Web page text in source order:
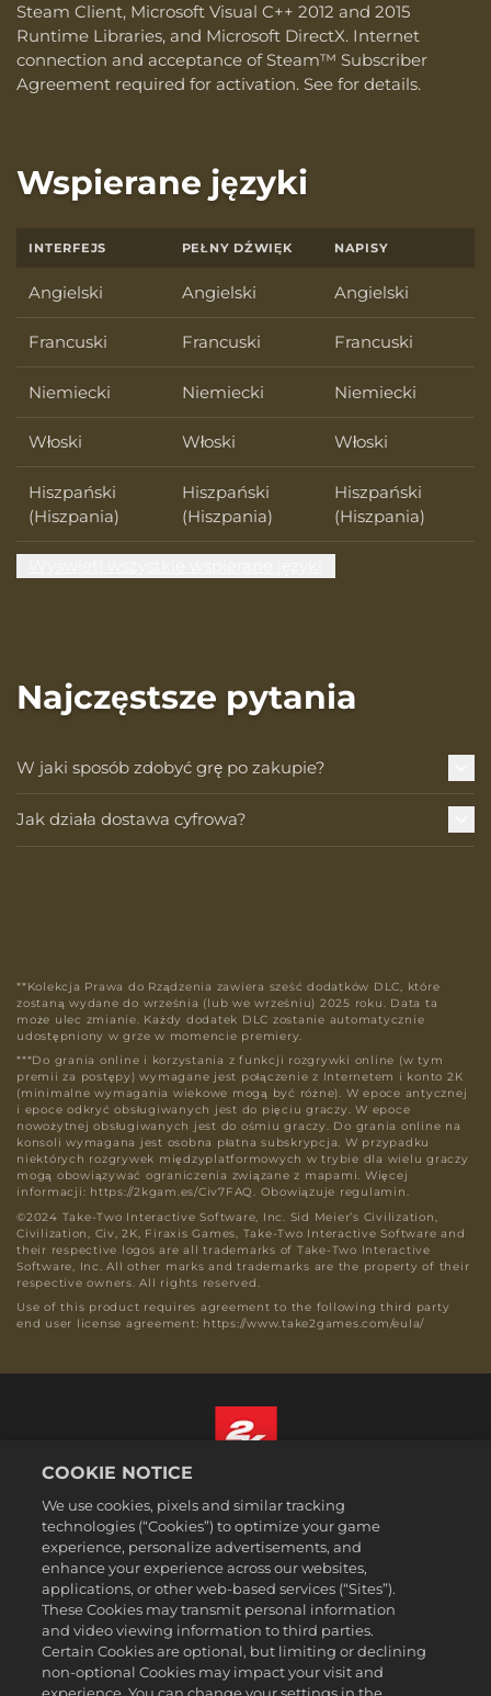
Steam Client, Microsoft Visual C++ 2012 and 2015
Runtime Libraries, and Microsoft DirectX. Internet
connection and acceptance of Steam™ Subscriber
Agreement required for activation. See for details.
Wspierane języki
INTERFEJS PEŁNY DŹWIĘK NAPISY
Angielski Angielski Angielski
Francuski Francuski Francuski
Niemiecki Niemiecki Niemiecki
Włoski Włoski Włoski
Hiszpański
(Hiszpania)
Hiszpański
(Hiszpania)
Hiszpański
(Hiszpania)
Najczęstsze pytania
W jaki sposób zdobyć grę po zakupie?
Jak działa dostawa cyfrowa?
**Kolekcja Prawa do Rządzenia zawiera sześć dodatków DLC, które
zostaną wydane do września (lub we wrześniu) 2025 roku. Data ta
może ulec zmianie. Każdy dodatek DLC zostanie automatycznie
udostępniony w grze w momencie premiery.
***Do grania online i korzystania z funkcji rozgrywki online (w tym
premii za postępy) wymagane jest połączenie z Internetem i konto 2K
(minimalne wymagania wiekowe mogą być różne). W epoce antycznej
i epoce odkryć obsługiwanych jest do pięciu graczy. W epoce
nowożytnej obsługiwanych jest do ośmiu graczy. Do grania online na
konsoli wymagana jest osobna płatna subskrypcja. W przypadku
niektórych rozgrywek międzyplatformowych w trybie dla wielu graczy
mogą obowiązywać ograniczenia związane z mapami. Więcej
informacji: https://2kgam.es/Civ7FAQ. Obowiązuje regulamin.
©2024 Take-Two Interactive Software, Inc. Sid Meier’s Civilization,
Civilization, Civ, 2K, Firaxis Games, Take-Two Interactive Software and
their respective logos are all trademarks of Take-Two Interactive
Software, Inc. All other marks and trademarks are the property of their
respective owners. All rights reserved.
Use of this product requires agreement to the following third party
end user license agreement: https://www.take2games.com/eula/
Prawne
Polityka prywatności
Polityka plików cookies
Wsparcie
Zakaz sprzedawania i udostępniania moich danych osobowych
Order Lookup & Refunds
Polski
COOKIE NOTICE
We use cookies, pixels and similar tracking
technologies (“Cookies”) to optimize your game
experience, personalize advertisements, and
enhance your experience across our websites,
applications, or other web-based services (“Sites”).
These Cookies may transmit personal information
and video viewing information to third parties.
Certain Cookies are optional, but limiting or declining
non-optional Cookies may impact your visit and